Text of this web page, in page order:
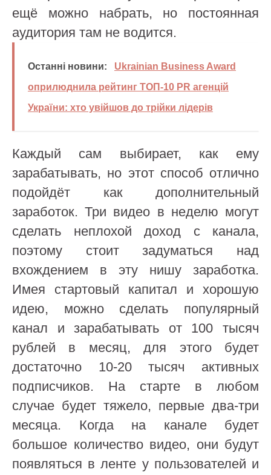
ещё можно набрать, но постоянная
аудитория там не водится.
Останні новини:
Ukrainian Business Award
оприлюднила рейтинг ТОП-10 PR агенцій
України: хто увійшов до трійки лідерів
Каждый сам выбирает, как ему
зарабатывать, но этот способ отлично
подойдёт как дополнительный
заработок. Три видео в неделю могут
сделать неплохой доход с канала,
поэтому стоит задуматься над
вхождением в эту нишу заработка.
Имея стартовый капитал и хорошую
идею, можно сделать популярный
канал и зарабатывать от 100 тысяч
рублей в месяц, для этого будет
достаточно 10-20 тысяч активных
подписчиков. На старте в любом
случае будет тяжело, первые два-три
месяца. Когда на канале будет
большое количество видео, они будут
появляться в ленте у пользователей и